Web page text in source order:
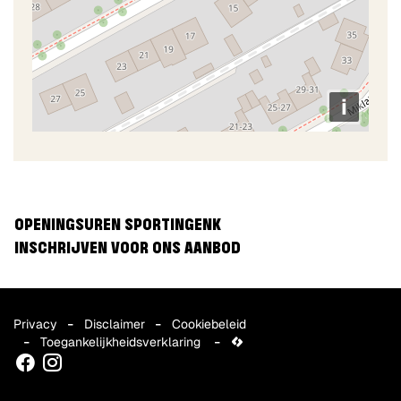
i
OPENINGSUREN SPORTINGENK
INSCHRIJVEN VOOR ONS AANBOD
Privacy Disclaimer
Cookiebeleid
Toegankelijkheidsverklaring
FacebookInstagram